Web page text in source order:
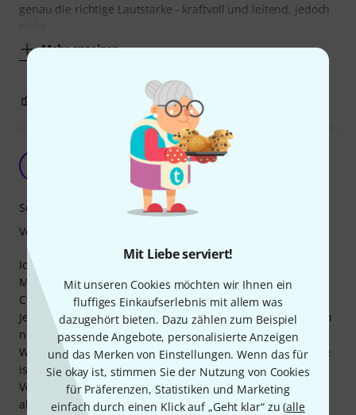
Mit Liebe serviert!
Mit unseren Cookies möchten wir Ihnen ein
fluffiges Einkaufserlebnis mit allem was
dazugehört bieten. Dazu zählen zum Beispiel
passende Angebote, personalisierte Anzeigen
und das Merken von Einstellungen. Wenn das für
Sie okay ist, stimmen Sie der Nutzung von Cookies
für Präferenzen, Statistiken und Marketing
einfach durch einen Klick auf „Geht klar“ zu (alle
genau die richtige Lautstärke - kraftvoll und leitend, jedoch
Mehr anzeigen
BEWERTUNG MELDEN
Abstimmungssache
Dominic O. 21.11.2020
Ich bin zufrieden mit dem Teil.
Man sollte das Teil allerdings im Verbund mit den eigenen
Cymbals testen.
Je nach Hihat oder Ride deckt sich der Sound und hebt sich
nicht ab...
Was meiner Meinung nach nicht unbedingt Sinn der Sache
ist.
Verarbeitung ist robust und gut. Ich kann das Tambourin
also empfehlen.
Sound
Verarbeitung